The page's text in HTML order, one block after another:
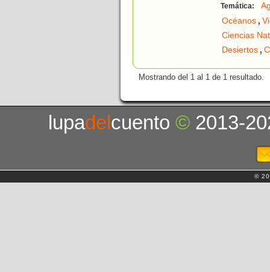
Temática:
Océanos,
Ciencias
Desiertos,
Mostrando del 1 al 1 de 1 resultado.
lupadelcuento© 2013-
©